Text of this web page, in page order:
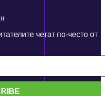
четат по-често от